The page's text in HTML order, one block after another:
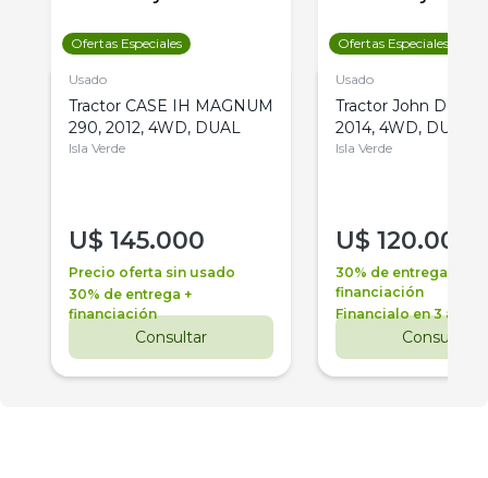
Ofertas Especiales
Usado
Tractor CASE IH MAGNUM
290, 2012, 4WD, DUAL
Isla Verde
U$ 145.000
Precio oferta sin usado
30% de entrega +
financiación
Consultar
Ofertas Especiales
Usado
Tractor John Deere
2014, 4WD, DUAL
Isla Verde
U$ 120.000
30% de entrega +
financiación
Financialo en 3 años
Consultar